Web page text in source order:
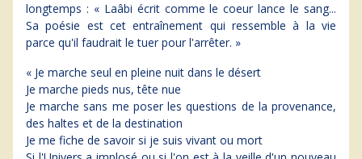
longtemps : « Laâbi écrit comme le coeur lance le sang...
Sa poésie est cet entraînement qui ressemble à la vie
parce qu'il faudrait le tuer pour l'arrêter. »
« Je marche seul en pleine nuit dans le désert
Je marche pieds nus, tête nue
Je marche sans me poser les questions de la provenance,
des haltes et de la destination
Je me fiche de savoir si je suis vivant ou mort